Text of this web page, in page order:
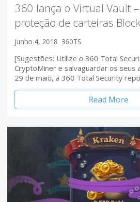
360 lança o Virtual Vault
proteção de carteiras
Junho 4, 2018 360TS
[Sugestões: Utilize o 360 Total
CryptoMiner e salvaguardar os seus
29 de maio, a 360 Total Security
Read More